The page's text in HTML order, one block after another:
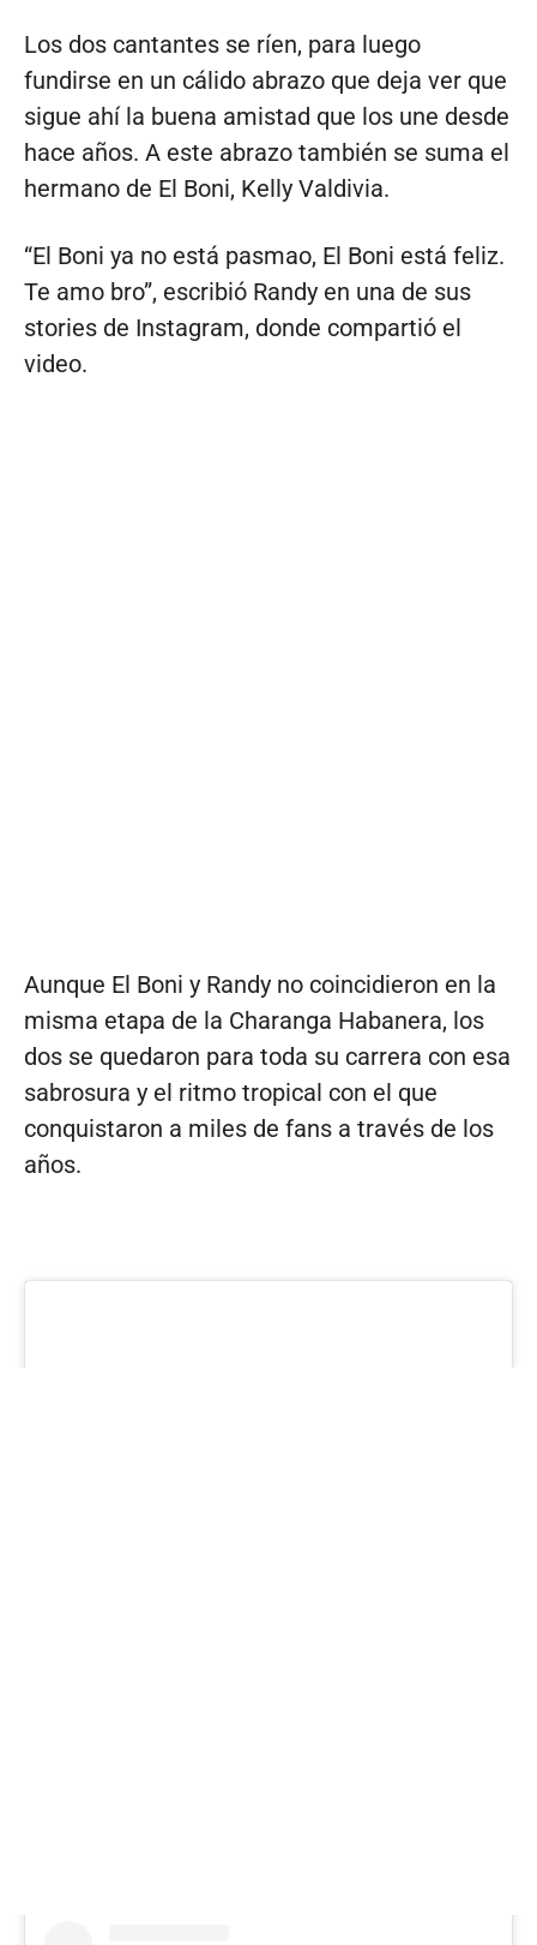
Los dos cantantes se ríen, para luego
fundirse en un cálido abrazo que deja ver que
sigue ahí la buena amistad que los une desde
hace años. A este abrazo también se suma el
hermano de El Boni, Kelly Valdivia.
“El Boni ya no está pasmao, El Boni está feliz.
Te amo bro”, escribió Randy en una de sus
stories de Instagram, donde compartió el
video.
Aunque El Boni y Randy no coincidieron en la
misma etapa de la Charanga Habanera, los
dos se quedaron para toda su carrera con esa
sabrosura y el ritmo tropical con el que
conquistaron a miles de fans a través de los
años.